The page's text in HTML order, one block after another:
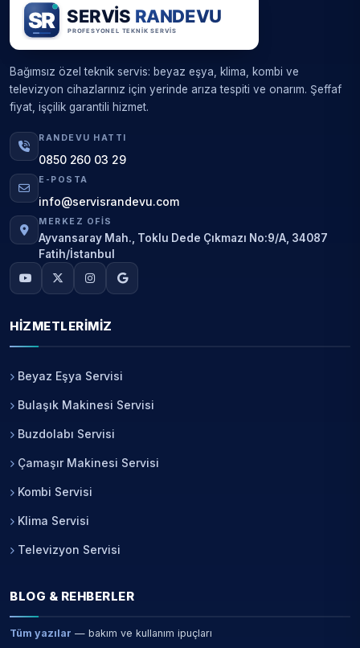
Bağımsız özel teknik servis: beyaz eşya, klima, kombi ve
televizyon cihazlarınız için yerinde arıza tespiti ve onarım. Şeffaf
fiyat, işçilik garantili hizmet.
RANDEVU HATTI
0850 260 03 29
E-POSTA
info@servisrandevu.com
MERKEZ OFIS
Ayvansaray Mah., Toklu Dede Çıkmazı No:9/A, 34087
Fatih/İstanbul
HIZMETLERIMIZ
Beyaz Eşya Servisi
Bulaşık Makinesi Servisi
Buzdolabı Servisi
Çamaşır Makinesi Servisi
Kombi Servisi
Klima Servisi
Televizyon Servisi
BLOG & REHBERLER
Tüm yazılar — bakım ve kullanım ipuçları